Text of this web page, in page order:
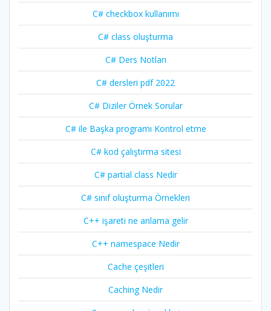
C# checkbox kullanımı
C# class oluşturma
C# Ders Notları
C# dersleri pdf 2022
C# Diziler Örnek Sorular
C# ile Başka programı Kontrol etme
C# kod çalıştırma sitesi
C# partial class Nedir
C# sınıf oluşturma Örnekleri
C++ işareti ne anlama gelir
C++ namespace Nedir
Cache çeşitleri
Caching Nedir